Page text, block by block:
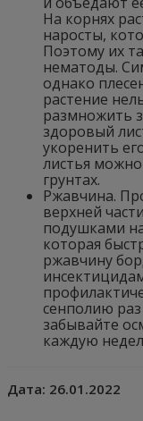
На корнях
наросты,
Поэтому их
нематоды.
однако
растение
размножить
здоровый
укоренить
листья
грунтах.
Ржавчина.
верхней
подушками
которая
ржавчину
сенполию
забывайте
каждую
Дата: 26.01.2022